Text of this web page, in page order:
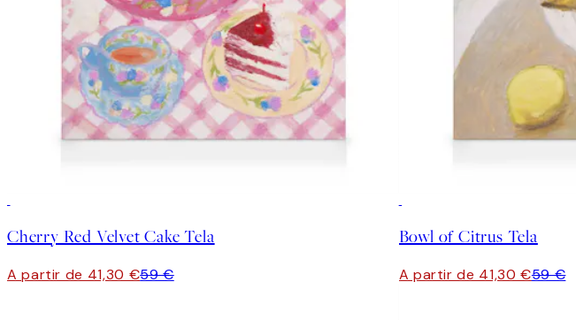
Cherry Red Velvet Cake Tela
A partir de 41,30 €59 €
Bowl of Citrus Tela
A partir de 41,30 €59 €